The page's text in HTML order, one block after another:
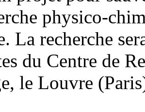
physico-
La recherche
du Centre de
le Louvre